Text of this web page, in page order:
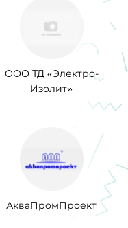
ООО ТД «Электро-
Изолит»
АкваПромПроект